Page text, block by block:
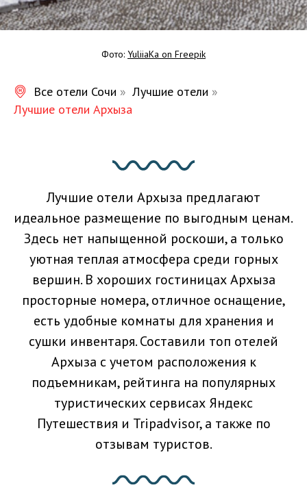
Фото: YuliiaKa on Freepik
Все отели Сочи » Лучшие отели »
Лучшие отели Архыза
Лучшие отели Архыза предлагают
идеальное размещение по выгодным ценам.
Здесь нет напыщенной роскоши, а только
уютная теплая атмосфера среди горных
вершин. В хороших гостиницах Архыза
просторные номера, отличное оснащение,
есть удобные комнаты для хранения и
сушки инвентаря. Составили топ отелей
Архыза с учетом расположения к
подъемникам, рейтинга на популярных
туристических сервисах Яндекс
Путешествия и Tripadvisor, а также по
отзывам туристов.